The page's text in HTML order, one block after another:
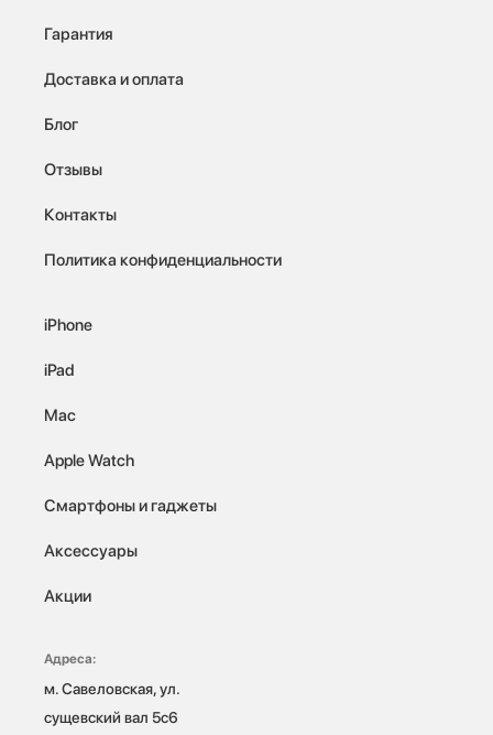
Гарантия
Доставка и оплата
Блог
Отзывы
Контакты
Политика конфиденциальности
iPhone
iPad
Mac
Apple Watch
Смартфоны и гаджеты
Аксессуары
Акции
Адреса:
м. Савеловская, ул.
сущевский вал 5с6